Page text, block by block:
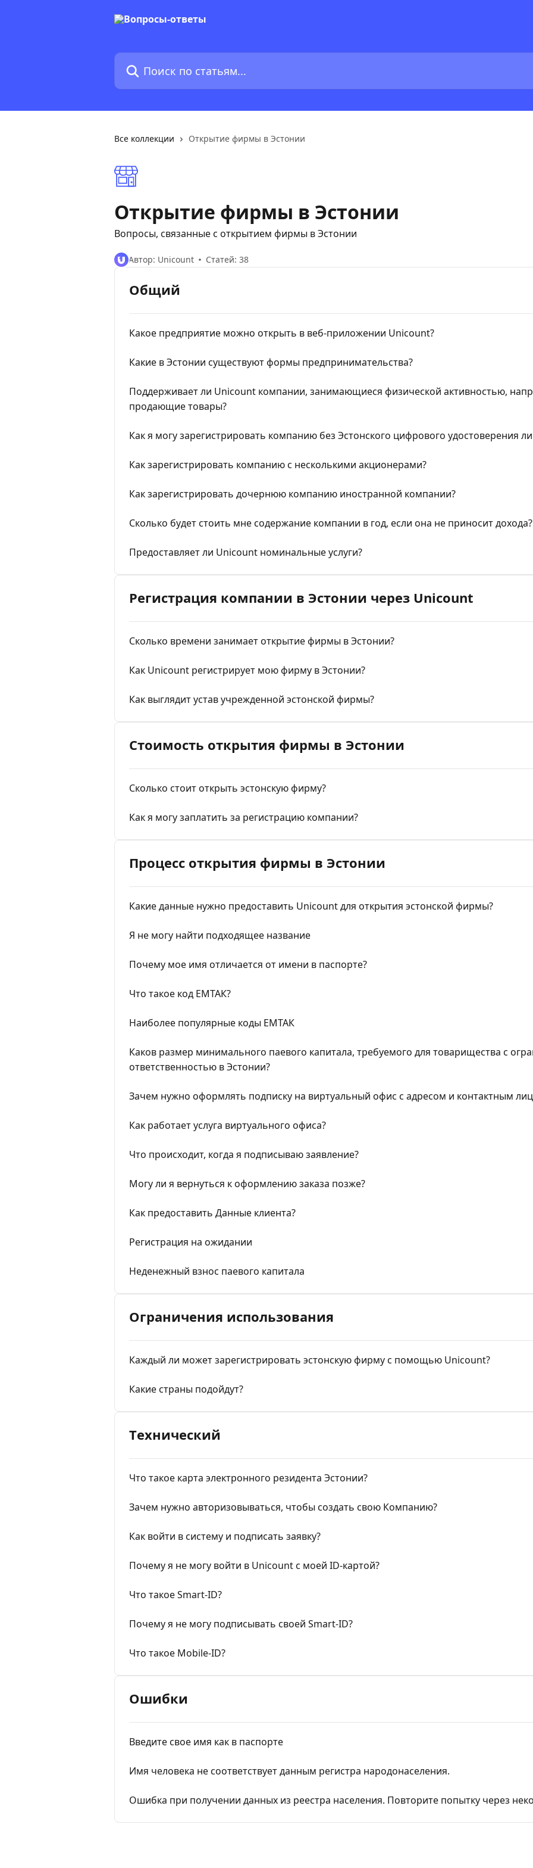
Поиск по статьям...
Все коллекции Открытие фирмы в Эстонии
Открытие фирмы в Эстонии
Вопросы, связанные с открытием фирмы в Эстонии
Автор: Unicount Статей: 38
Общий
Какое предприятие можно открыть в веб-приложении Unicount?
Какие в Эстонии существуют формы предпринимательства?
Поддерживает ли Unicount компании, занимающиеся физической активностью,
продающие товары?
Как я могу зарегистрировать компанию без Эстонского цифрового удостоверения
Как зарегистрировать компанию с несколькими акционерами?
Как зарегистрировать дочернюю компанию иностранной компании?
Сколько будет стоить мне содержание компании в год, если она не приносит дохода?
Предоставляет ли Unicount номинальные услуги?
Регистрация компании в Эстонии через Unicount
Сколько времени занимает открытие фирмы в Эстонии?
Как Unicount регистрирует мою фирму в Эстонии?
Как выглядит устав учрежденной эстонской фирмы?
Стоимость открытия фирмы в Эстонии
Сколько стоит открыть эстонскую фирму?
Как я могу заплатить за регистрацию компании?
Процесс открытия фирмы в Эстонии
Какие данные нужно предоставить Unicount для открытия эстонской фирмы?
Я не могу найти подходящее название
Почему мое имя отличается от имени в паспорте?
Что такое код ЕМТАК?
Наиболее популярные коды ЕМТАК
Каков размер минимального паевого капитала, требуемого для товарищества с
ответственностью в Эстонии?
Зачем нужно оформлять подписку на виртуальный офис с адресом и контактным
Как работает услуга виртуального офиса?
Что происходит, когда я подписываю заявление?
Могу ли я вернуться к оформлению заказа позже?
Как предоставить Данные клиента?
Регистрация на ожидании
Неденежный взнос паевого капитала
Ограничения использования
Каждый ли может зарегистрировать эстонскую фирму с помощью Unicount?
Какие страны подойдут?
Tехнический
Что такое карта электронного резидента Эстонии?
Зачем нужно авторизовываться, чтобы создать свою Компанию?
Как войти в систему и подписать заявку?
Почему я не могу войти в Unicount с моей ID-картой?
Что такое Smart-ID?
Почему я не могу подписывать своей Smart-ID?
Что такое Mobile-ID?
Oшибки
Введите свое имя как в паспорте
Имя человека не соответствует данным регистра народонаселения.
Ошибка при получении данных из реестра населения. Повторите попытку через